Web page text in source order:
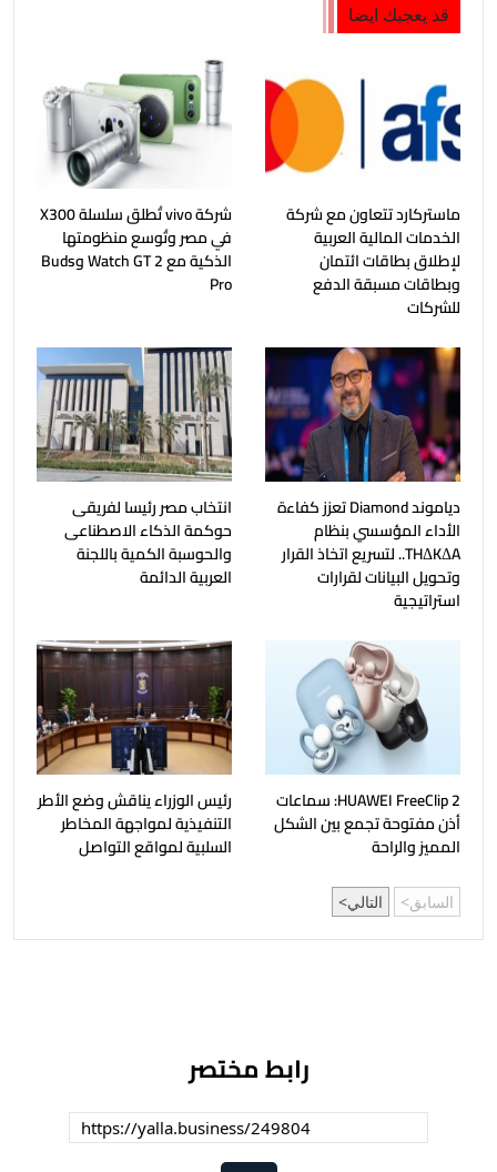
قد يعجبك ايضا
ماستركارد تتعاون مع شركة
الخدمات المالية العربية
لإطلاق بطاقات ائتمان
وبطاقات مسبقة الدفع
للشركات
شركة vivo تُطلق سلسلة X300
في مصر وتُوسع منظومتها
الذكية مع Watch GT 2 وBuds
Pro
دياموند Diamond تعزز كفاءة
الأداء المؤسسي بنظام
THΔKΔA.. لتسريع اتخاذ القرار
وتحويل البيانات لقرارات
استراتيجية
انتخاب مصر رئيسا لفريقى
حوكمة الذكاء الاصطناعى
والحوسبة الكمية باللجنة
العربية الدائمة
HUAWEI FreeClip 2: سماعات
أذن مفتوحة تجمع بين الشكل
المميز والراحة
رئيس الوزراء يناقش وضع الأطر
التنفيذية لمواجهة المخاطر
السلبية لمواقع التواصل
السابق التالي
رابط مختصر